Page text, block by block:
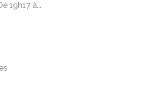
19h17 à...